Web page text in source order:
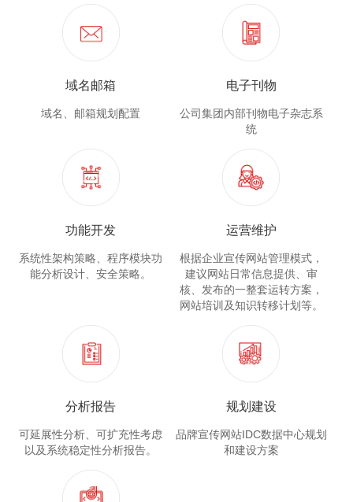
域名邮箱
域名、邮箱规划配置
电子刊物
公司集团内部刊物电子杂志系
统
功能开发
系统性架构策略、程序模块功
能分析设计、安全策略。
运营维护
根据企业宣传网站管理模式，
建议网站日常信息提供、审
核、发布的一整套运转方案，
网站培训及知识转移计划等。
分析报告
可延展性分析、可扩充性考虑
以及系统稳定性分析报告。
规划建设
品牌宣传网站IDC数据中心规划
和建设方案